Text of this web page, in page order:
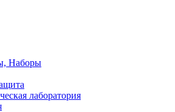
Наборы
лаборатория